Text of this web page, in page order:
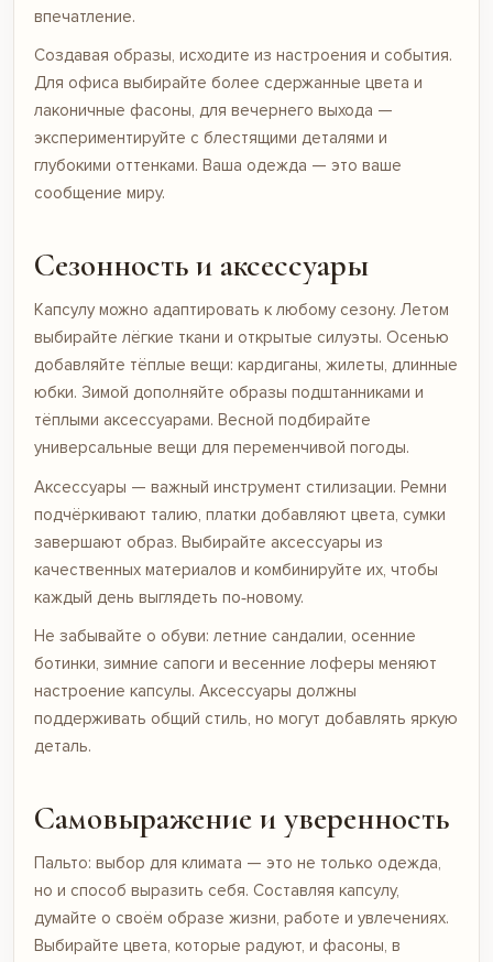
впечатление.
Создавая образы, исходите из настроения и события.
Для офиса выбирайте более сдержанные цвета и
лаконичные фасоны, для вечернего выхода —
экспериментируйте с блестящими деталями и
глубокими оттенками. Ваша одежда — это ваше
сообщение миру.
Сезонность и аксессуары
Капсулу можно адаптировать к любому сезону. Летом
выбирайте лёгкие ткани и открытые силуэты. Осенью
добавляйте тёплые вещи: кардиганы, жилеты, длинные
юбки. Зимой дополняйте образы подштанниками и
тёплыми аксессуарами. Весной подбирайте
универсальные вещи для переменчивой погоды.
Аксессуары — важный инструмент стилизации. Ремни
подчёркивают талию, платки добавляют цвета, сумки
завершают образ. Выбирайте аксессуары из
качественных материалов и комбинируйте их, чтобы
каждый день выглядеть по‑новому.
Не забывайте о обуви: летние сандалии, осенние
ботинки, зимние сапоги и весенние лоферы меняют
настроение капсулы. Аксессуары должны
поддерживать общий стиль, но могут добавлять яркую
деталь.
Самовыражение и уверенность
Пальто: выбор для климата — это не только одежда,
но и способ выразить себя. Составляя капсулу,
думайте о своём образе жизни, работе и увлечениях.
Выбирайте цвета, которые радуют, и фасоны, в